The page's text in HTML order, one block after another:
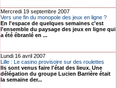
Mercredi 19 septembre 2007
Vers une fin du monopole des jeux en ligne ?
En l'espace de quelques semaines c'est
l'ensemble du paysage des jeux en ligne qui
a été ébranlé en ...
Lundi 16 avril 2007
Lille : Le casino provisoire sur des roulettes
Ils sont venus faire l'état des lieux. Une
délégation du groupe Lucien Barrière était
la semaine der...